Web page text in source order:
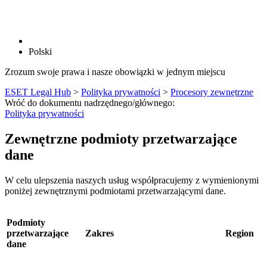
Polski
Zrozum swoje prawa i nasze obowiązki w jednym miejscu
ESET Legal Hub > Polityka prywatności > Procesory zewnętrzne
Wróć do dokumentu nadrzędnego/głównego:
Polityka prywatności
Zewnętrzne podmioty przetwarzające
dane
W celu ulepszenia naszych usług współpracujemy z wymienionymi
poniżej zewnętrznymi podmiotami przetwarzającymi dane.
Podmioty
przetwarzające
dane
Zakres Region